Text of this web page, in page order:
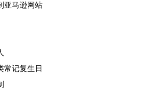
亚马逊网站
常记复生日